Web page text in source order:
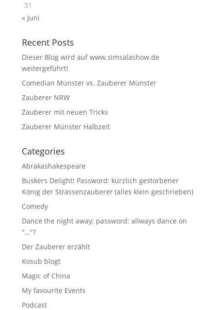
31
« Juni
Recent Posts
Dieser Blog wird auf www.simsalashow.de
weitergeführt!
Comedian Münster vs. Zauberer Münster
Zauberer NRW
Zauberer mit neuen Tricks
Zauberer Münster Halbzeit
Categories
Abrakashakespeare
Buskers Delight! Password: kürzlich gestorbener
König der Strassenzauberer (alles klein geschrieben)
Comedy
Dance the night away; password: allways dance on
"…"?
Der Zauberer erzählt
Kosub blogt
Magic of China
My favourite Events
Podcast